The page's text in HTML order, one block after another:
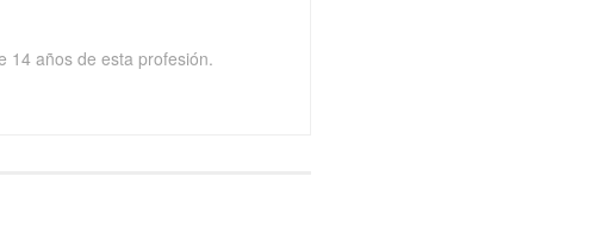
14 años de esta profesión.